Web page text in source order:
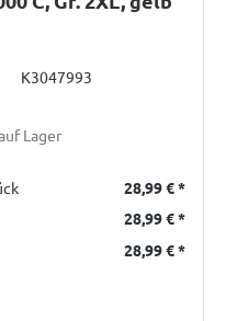
K3047993
Lager
28,99 €*
28,99 €*
28,99 €*